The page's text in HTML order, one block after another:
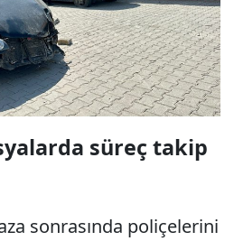
süreç takip
sonrasında poliçelerini